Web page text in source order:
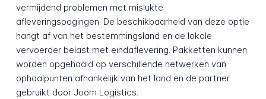
vermijdend problemen met mislukte
afleveringspogingen. De beschikbaarheid van deze optie
hangt af van het bestemmingsland en de lokale
vervoerder belast met eindaflevering. Pakketten kunnen
worden opgehaald op verschillende netwerken van
ophaalpunten afhankelijk van het land en de partner
gebruikt door Joom Logistics.